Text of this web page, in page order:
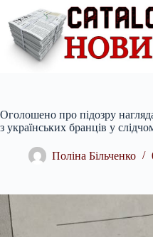
вмісту
Оголошено про підозру
з українських бранців у
Поліна Більченко